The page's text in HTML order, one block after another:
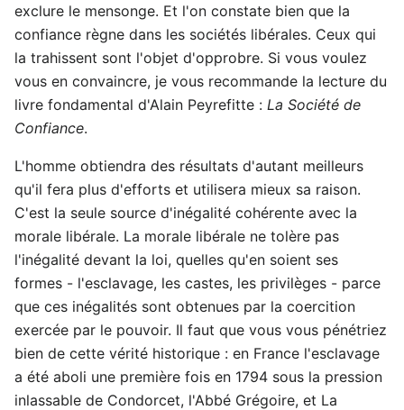
exclure le mensonge. Et l'on constate bien que la
confiance règne dans les sociétés libérales. Ceux qui
la trahissent sont l'objet d'opprobre. Si vous voulez
vous en convaincre, je vous recommande la lecture du
livre fondamental d'Alain Peyrefitte : La Société de
Confiance.
L'homme obtiendra des résultats d'autant meilleurs
qu'il fera plus d'efforts et utilisera mieux sa raison.
C'est la seule source d'inégalité cohérente avec la
morale libérale. La morale libérale ne tolère pas
l'inégalité devant la loi, quelles qu'en soient ses
formes - l'esclavage, les castes, les privilèges - parce
que ces inégalités sont obtenues par la coercition
exercée par le pouvoir. Il faut que vous vous pénétriez
bien de cette vérité historique : en France l'esclavage
a été aboli une première fois en 1794 sous la pression
inlassable de Condorcet, l'Abbé Grégoire, et La